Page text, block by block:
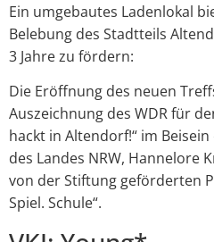
Ein umgebautes Ladenlokal
Belebung des Stadtteils
3 Jahre zu fördern:
Die Eröffnung des neuen
Auszeichnung des WDR für
hackt in Altendorf!“ im
des Landes NRW, Hannelore
von der Stiftung geförderten
Spiel. Schule“.